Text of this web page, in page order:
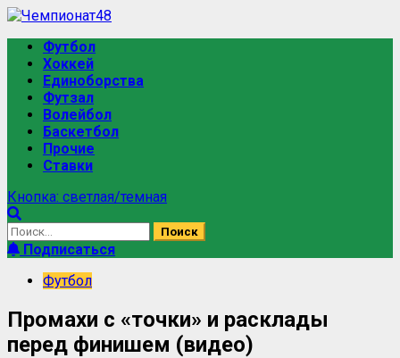
Футбол
Хоккей
Единоборства
Футзал
Волейбол
Баскетбол
Прочие
Ставки
Кнопка: светлая/темная
Подписаться
Футбол
Промахи с «точки» и расклады
перед финишем (видео)